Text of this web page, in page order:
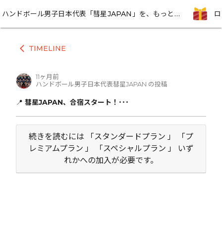
ハンドボール男子日本代表「彗星JAPAN」を、もっと近くに感じられる期間限定プロジェクト
arrow_back_ios TIMELINE
11ヶ月前
ハンドボール男子日本代表彗星JAPAN の投稿
📍 彗星JAPAN、合宿スタート！･･･
続きを読むには 「スタンダードプラン 」 「プ
レミアムプラン 」 「スペシャルプラン 」 いず
れかへの加入が必要です。